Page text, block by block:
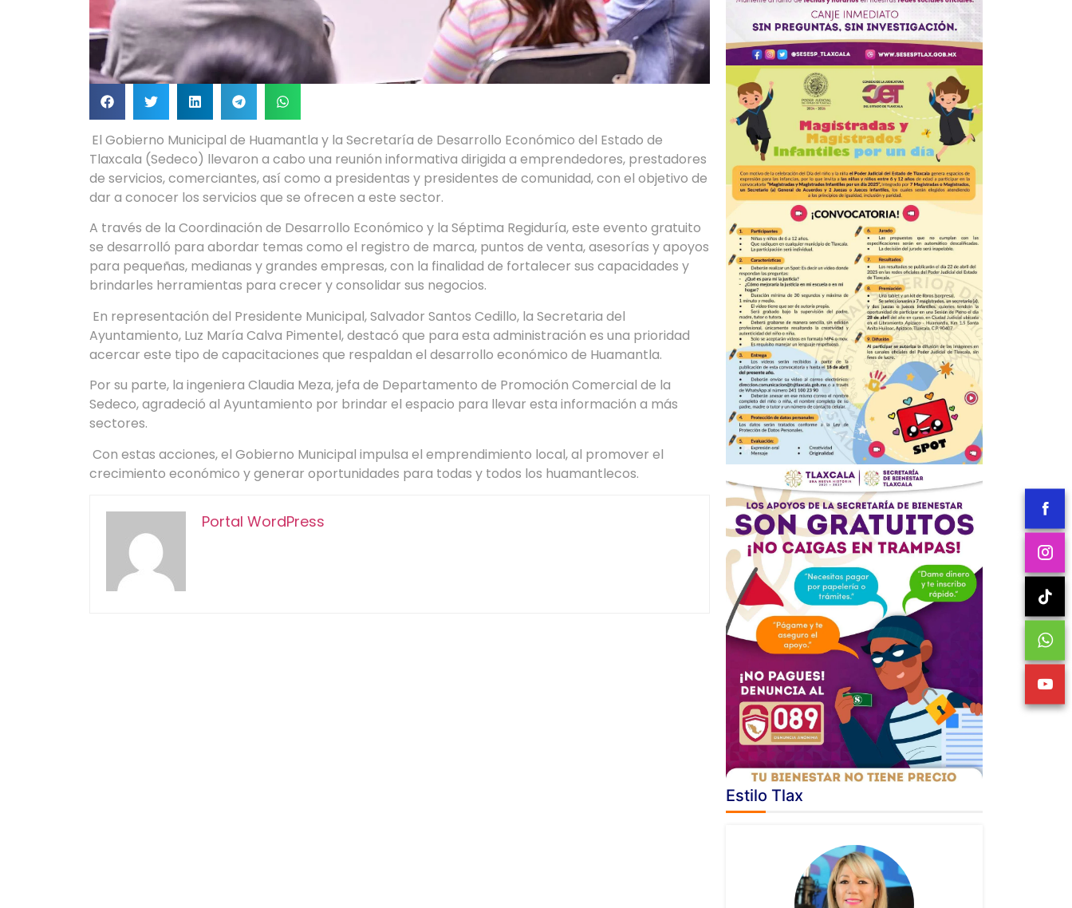
El Gobierno Municipal de Huamantla y la Secretaría de Desarrollo Económico del Estado de
Tlaxcala (Sedeco) llevaron a cabo una reunión informativa dirigida a emprendedores, prestadores
de servicios, comerciantes, así como a presidentas y presidentes de comunidad, con el objetivo de
dar a conocer los servicios que se ofrecen a este sector.
A través de la Coordinación de Desarrollo Económico y la Séptima Regiduría, este evento gratuito
se desarrolló para abordar temas como el registro de marca, puntos de venta, asesorías y apoyos
para pequeñas, medianas y grandes empresas, con la finalidad de fortalecer sus capacidades y
brindarles herramientas para crecer y consolidar sus negocios.
En representación del Presidente Municipal, Salvador Santos Cedillo, la Secretaria del
Ayuntamiento, Luz María Calva Pimentel, destacó que para esta administración es una prioridad
acercar este tipo de capacitaciones que respaldan el desarrollo económico de Huamantla.
Por su parte, la ingeniera Claudia Meza, jefa de Departamento de Promoción Comercial de la
Sedeco, agradeció al Ayuntamiento por brindar el espacio para llevar esta información a más
sectores.
Con estas acciones, el Gobierno Municipal impulsa el emprendimiento local, al promover el
crecimiento económico y generar oportunidades para todas y todos los huamantlecos.
Portal WordPress
Estilo Tlax